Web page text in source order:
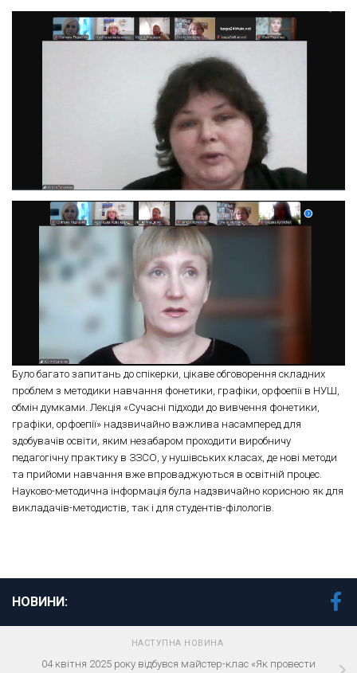
Було багато запитань до спікерки, цікаве обговорення складних
проблем з методики навчання фонетики, графіки, орфоепії в НУШ,
обмін думками. Лекція «Сучасні підходи до вивчення фонетики,
графіки, орфоепії» надзвичайно важлива насамперед для
здобувачів освіти, яким незабаром проходити виробничу
педагогічну практику в ЗЗСО, у нушівських класах, де нові методи
та прийоми навчання вже впроваджуються в освітній процес.
Науково-методична інформація була надзвичайно корисною як для
викладачів-методистів, так і для студентів-філологів.
НОВИНИ:
НАСТУПНА НОВИНА
04 квітня 2025 року відбувся майстер-клас «Як провести